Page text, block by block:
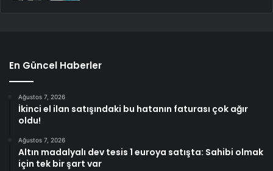
En Güncel Haberler
Ağustos 7, 2026
İkinci el ilan satışındaki bu hatanın faturası çok ağır
oldu!
Ağustos 7, 2026
Altın madalyalı dev tesis 1 euroya satışta: Sahibi olmak
için tek bir şart var